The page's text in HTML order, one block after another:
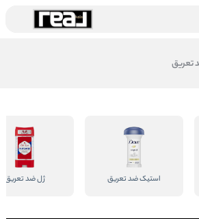
تعریق
استیک ضد تعریق ژل ضد تعریق